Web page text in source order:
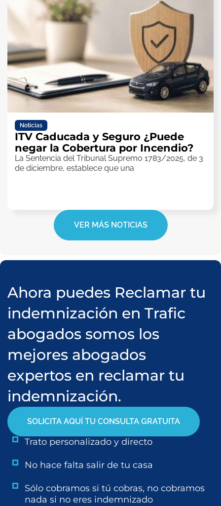
Noticias
ITV Caducada y Seguro ¿Puede
negar la Cobertura por Incendio?
La Sentencia del Tribunal Supremo 1783/2025, de 3
de diciembre, establece que una
VER MÁS NOTICIAS
Ahora puedes Reclamar tu
indemnización en Trafic
abogados somos los
mejores abogados
expertos en reclamar tu
indemnización.
SOLICITA AQUÍ TU CONSULTA GRATUITA
Trato personalizado y directo
No hace falta salir de tu casa
Sólo cobramos si tú cobras, no cobramos
nada si no eres indemnizado